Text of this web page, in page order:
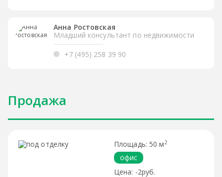
Анна Ростовская
Младший консультант по недвижимости
+7 (495) 258 39 90
Продажа
50 м 2
офис
-2руб.